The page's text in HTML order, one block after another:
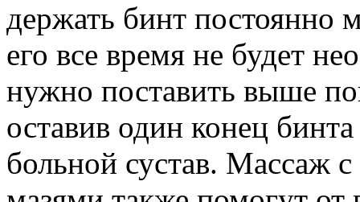
держать бинт постоянно
его все время не будет
нужно поставить выше
оставив один конец
больной сустав. Массаж